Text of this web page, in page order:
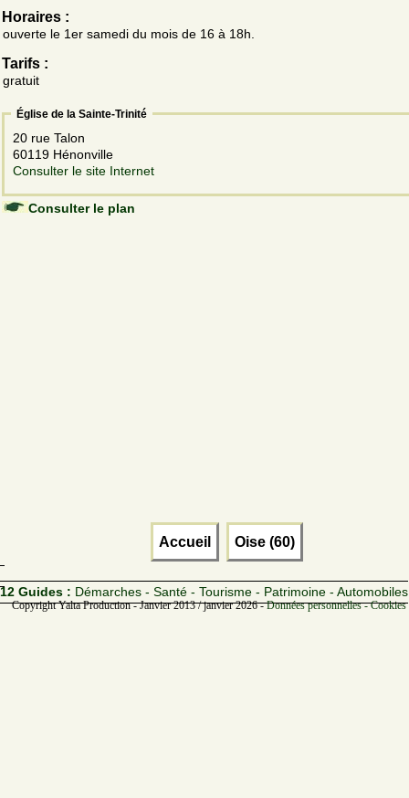
Horaires :
ouverte le 1er samedi du mois de 16 à 18h.
Tarifs :
gratuit
Église de la Sainte-Trinité
20 rue Talon
60119 Hénonville
Consulter le site Internet
Consulter le plan
Accueil Oise (60)
12 Guides : Démarches - Santé - Tourisme - Patrimoine - Automobiles
Copyright Yalta Production - Janvier 2013 / janvier 2026 -Données personnelles -